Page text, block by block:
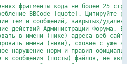
фрагменты кода не более 25
BBCode [quote]. Цитируйте
тем и сообщений, закpытых/
действий Администрации
в имени (нике) адреса веб-
имена (ники), схожие с уже
нарушение норм и правил
в сообщения (посты) файлов, не